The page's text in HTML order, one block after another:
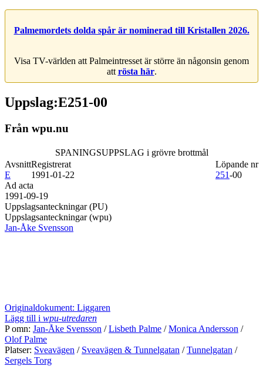
Palmemordets dolda spår är nominerad till Kristallen 2026.
Visa TV-världen att Palmeintresset är större än någonsin genom
att rösta här.
Uppslag:E251-00
Från wpu.nu
SPANINGSUPPSLAG i grövre brottmål
Avsnitt
E
Löpande nr
251-00
Registrerat
1991-01-22
Ad acta
1991-09-19
Uppslagsanteckningar (PU)
Uppslagsanteckningar (wpu)
Jan-Åke Svensson
Originaldokument: Liggaren
Lägg till i wpu-utredaren
P omn: Jan-Åke Svensson /Lisbeth Palme /Monica Andersson /
Olof Palme
Platser: Sveavägen / Sveavägen & Tunnelgatan /Tunnelgatan /
Sergels Torg